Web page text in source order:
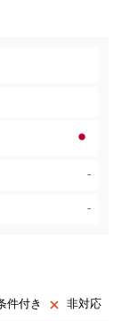
-
-
件付き 非対応